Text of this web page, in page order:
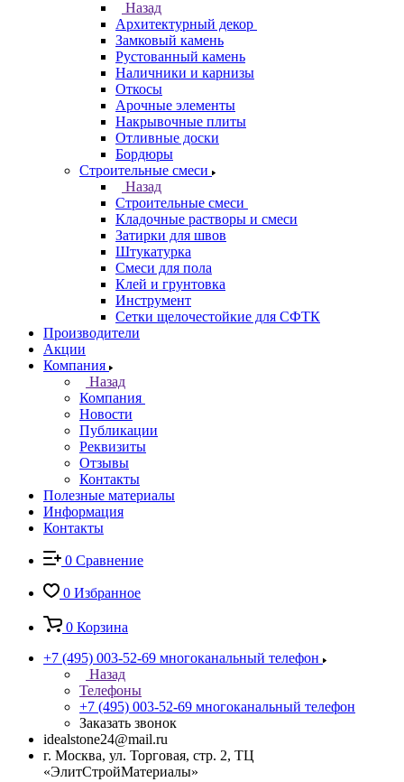
Назад
Архитектурный декор
Замковый камень
Рустованный камень
Наличники и карнизы
Откосы
Арочные элементы
Накрывочные плиты
Отливные доски
Бордюры
Строительные смеси
Назад
Строительные смеси
Кладочные растворы и смеси
Затирки для швов
Штукатурка
Смеси для пола
Клей и грунтовка
Инструмент
Сетки щелочестойкие для СФТК
Производители
Акции
Компания
Назад
Компания
Новости
Публикации
Реквизиты
Отзывы
Контакты
Полезные материалы
Информация
Контакты
0 Сравнение
0 Избранное
0 Корзина
+7 (495) 003-52-69 многоканальный телефон
Назад
Телефоны
+7 (495) 003-52-69 многоканальный телефон
Заказать звонок
idealstone24@mail.ru
г. Москва, ул. Торговая, стр. 2, ТЦ
«ЭлитСтройМатериалы»